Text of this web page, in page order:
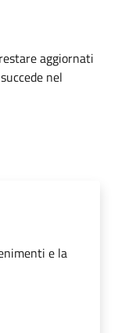
aggiornati
nel
e la